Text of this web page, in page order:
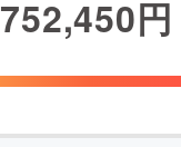
752,450円